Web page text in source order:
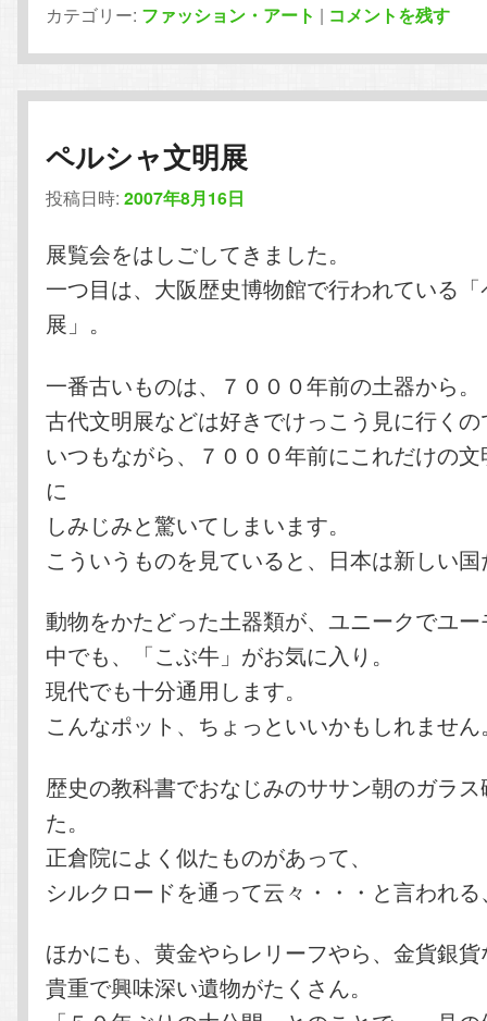
カテゴリー: ファッション・アート | コメントを残す
ペルシャ文明展
投稿日時:2007年8月16日
展覧会をはしごしてきました。
一つ目は、大阪歴史博物館で行われている
展」。
一番古いものは、７０００年前の土器から。
古代文明展などは好きでけっこう見に行く
いつもながら、７０００年前にこれだけの
に
しみじみと驚いてしまいます。
こういうものを見ていると、日本は新しい
動物をかたどった土器類が、ユニークでユ
中でも、「こぶ牛」がお気に入り。
現代でも十分通用します。
こんなポット、ちょっといいかもしれません
歴史の教科書でおなじみのササン朝のガラ
た。
正倉院によく似たものがあって、
シルクロードを通って云々・・・と言われ
ほかにも、黄金やらレリーフやら、金貨銀
貴重で興味深い遺物がたくさん。